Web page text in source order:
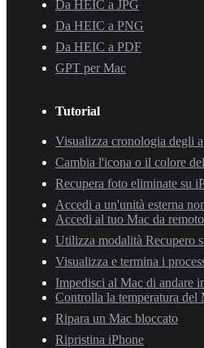
Da HEIC a JPG
Da HEIC a PNG
Da HEIC a PDF
GPT per Mac
Tutorial
Visualizza cronologia degli
Cambia l'icona o il colore
Recupera foto eliminate su
Accedi a un'unità esterna
Accedi al tuo Mac da remoto
Utilizza modalità Recupero
Visualizza e termina i
Impedisci al Mac di andare
Controlla la temperatura del
Ripara un Mac bloccato
Ripristina iPhone